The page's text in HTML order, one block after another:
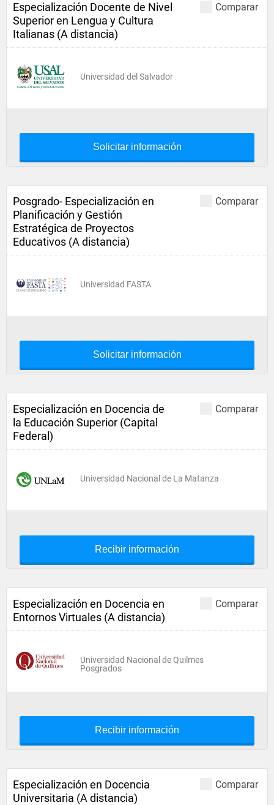
Comparar
Especialización Docente de Nivel
Superior en Lengua y Cultura
Italianas (A distancia)
Universidad del Salvador
Solicitar información
Comparar
Posgrado- Especialización en
Planificación y Gestión
Estratégica de Proyectos
Educativos (A distancia)
Universidad FASTA
Solicitar información
Comparar
Especialización en Docencia de
la Educación Superior (Capital
Federal)
Universidad Nacional de La Matanza
Recibir información
Comparar
Especialización en Docencia en
Entornos Virtuales (A distancia)
Universidad Nacional de Quilmes
Posgrados
Recibir información
Comparar
Especialización en Docencia
Universitaria (A distancia)